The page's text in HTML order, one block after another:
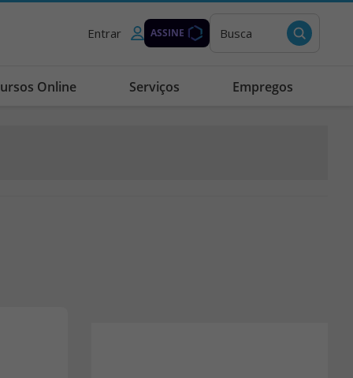
Entrar ASSINE Busca
Online Serviços Empregos